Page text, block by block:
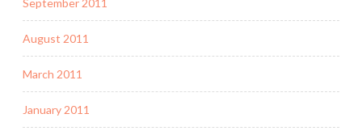
August 2011
March 2011
January 2011